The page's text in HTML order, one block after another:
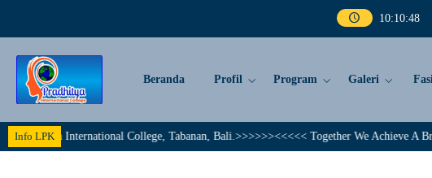
10:10:50
Beranda Profil Program Galeri
Info LPKCollege, Tabanan, Bali.>>>>>><<<<< Together We Achieve A Brillant Future